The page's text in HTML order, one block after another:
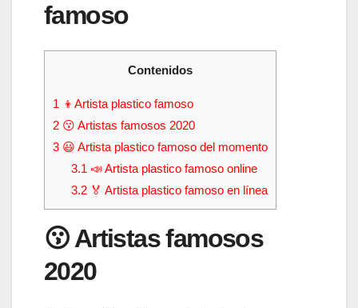
famoso
Contenidos
1 👦Artista plastico famoso
2 😗 Artistas famosos 2020
3 😃 Artista plastico famoso del momento
3.1 📣 Artista plastico famoso online
3.2🏅 Artista plastico famoso en línea
😗 Artistas famosos
2020